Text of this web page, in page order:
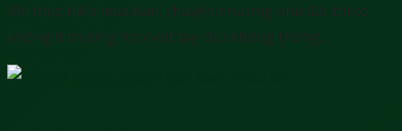
Khi thực hiện mua bán, chuyển nhượng nhà đất thì có
không ít trường hợp viết tay chứ không thông...